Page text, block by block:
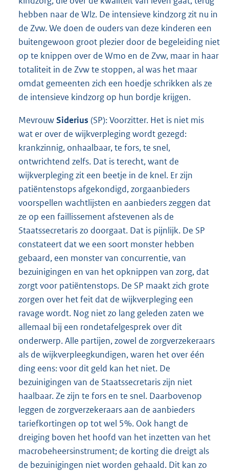
hebben naar de Wlz. De intensieve kindzorg zit nu in
de Zvw. We doen de ouders van deze kinderen een
buitengewoon groot plezier door de begeleiding niet
op te knippen over de Wmo en de Zvw, maar in haar
totaliteit in de Zvw te stoppen, al was het maar
omdat gemeenten zich een hoedje schrikken als ze
de intensieve kindzorg op hun bordje krijgen.
MevrouwSiderius (SP): Voorzitter. Het is niet mis
wat er over de wijkverpleging wordt gezegd:
krankzinnig, onhaalbaar, te fors, te snel,
ontwrichtend zelfs. Dat is terecht, want de
wijkverpleging zit een beetje in de knel. Er zijn
patiëntenstops afgekondigd, zorgaanbieders
voorspellen wachtlijsten en aanbieders zeggen dat
ze op een faillissement afstevenen als de
Staatssecretaris zo doorgaat. Dat is pijnlijk. De SP
constateert dat we een soort monster hebben
gebaard, een monster van concurrentie, van
bezuinigingen en van het opknippen van zorg, dat
zorgt voor patiëntenstops. De SP maakt zich grote
zorgen over het feit dat de wijkverpleging een
ravage wordt. Nog niet zo lang geleden zaten we
allemaal bij een rondetafelgesprek over dit
onderwerp. Alle partijen, zowel de zorgverzekeraars
als de wijkverpleegkundigen, waren het over één
ding eens: voor dit geld kan het niet. De
bezuinigingen van de Staatssecretaris zijn niet
haalbaar. Ze zijn te fors en te snel. Daarbovenop
leggen de zorgverzekeraars aan de aanbieders
tariefkortingen op tot wel 5%. Ook hangt de
dreiging boven het hoofd van het inzetten van het
macrobeheersinstrument; de korting die dreigt als
de bezuinigingen niet worden gehaald. Dit kan zo